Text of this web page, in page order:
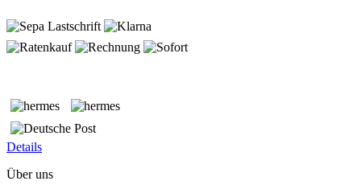
Details
Über uns